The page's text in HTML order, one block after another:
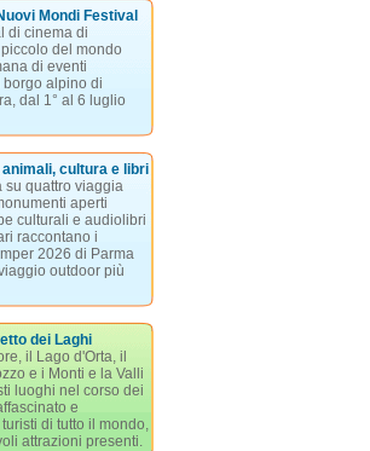
Mondi Festival
di cinema di
del mondo
di eventi
alpino di
dal 1° al 6 luglio
animali, cultura e libri
su quattro viaggia
aperti
culturali e audiolibri
raccontano i
2026 di Parma
outdoor più
dei Laghi
il Lago d'Orta, il
e i Monti e la Valli
luoghi nel corso dei
e
di tutto il mondo,
attrazioni presenti.